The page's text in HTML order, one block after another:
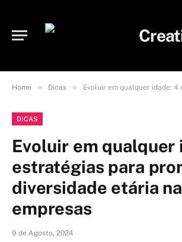
Home » Dicas » Evoluir em qualquer idade: 4 estratégias para
DICAS
Evoluir em qualquer
estratégias para
diversidade etária
empresas
9 de Agosto, 2024